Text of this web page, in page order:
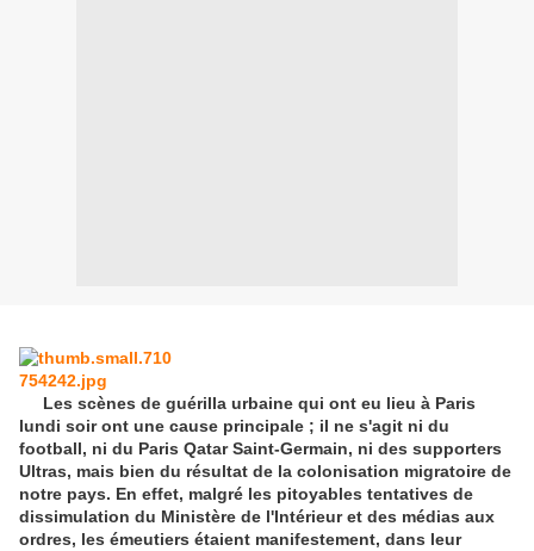
Les scènes de guérilla urbaine qui ont eu lieu à Paris
lundi soir ont une cause principale ; il ne s'agit ni du
football, ni du Paris Qatar Saint-Germain, ni des supporters
Ultras, mais bien du résultat de la colonisation migratoire de
notre pays. En effet, malgré les pitoyables tentatives de
dissimulation du Ministère de l'Intérieur et des médias aux
ordres, les émeutiers étaient manifestement, dans leur